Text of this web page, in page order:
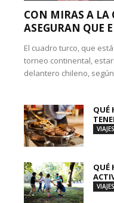
CON MIRAS A LA
ASEGURAN QUE
El cuadro turco, que
torneo continental,
delantero chileno,
QUÉ
VIAJES
QUÉ
VIAJES